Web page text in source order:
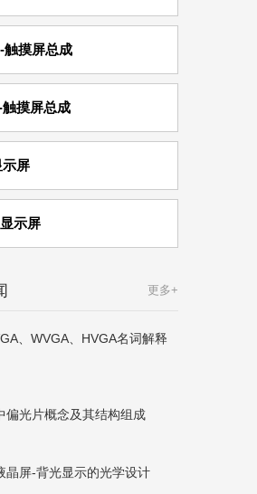
触摸屏总成
摸屏总成
示屏
示屏
更多+
、WVGA、HVGA名词解释
偏光片概念及其结构组成
晶屏-背光显示的光学设计